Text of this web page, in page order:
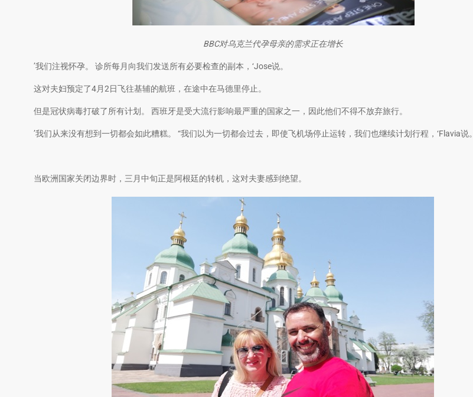
BBC对乌克兰代孕母亲的需求正在增长
’我们注视怀孕。 诊所每月向我们发送所有必要检查的副本，‘Jose说。
这对夫妇预定了4月2日飞往基辅的航班，在途中在马德里停止。
但是冠状病毒打破了所有计划。 西班牙是受大流行影响最严重的国家之一，因此他们不得不放弃旅行。
’我们从来没有想到一切都会如此糟糕。 “我们以为一切都会过去，即使飞机场停止运转，我们也继续计划行程，‘Flavia说。
当欧洲国家关闭边界时，三月中旬正是阿根廷的转机，这对夫妻感到绝望。